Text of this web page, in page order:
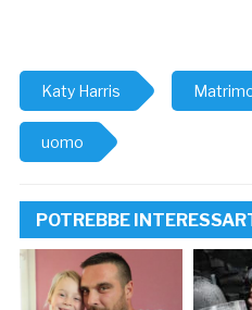
Katy Harris
uomo
POTREBBE